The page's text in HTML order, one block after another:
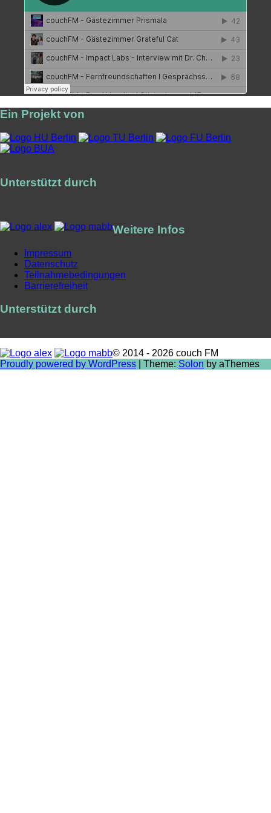
Ein Projekt von
Unterstützt durch
Weitere Infos
Impressum
Datenschutz
Teilnahmebedingungen
Barrierefreiheit
Unterstützt durch
© 2014 - 2026 couch FM
Proudly powered by WordPress
Theme: Solon by aThemes